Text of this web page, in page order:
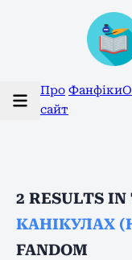
Про
сайт
Фанфіки
2 RESULTS IN
КАНІКУЛАХ
FANDOM